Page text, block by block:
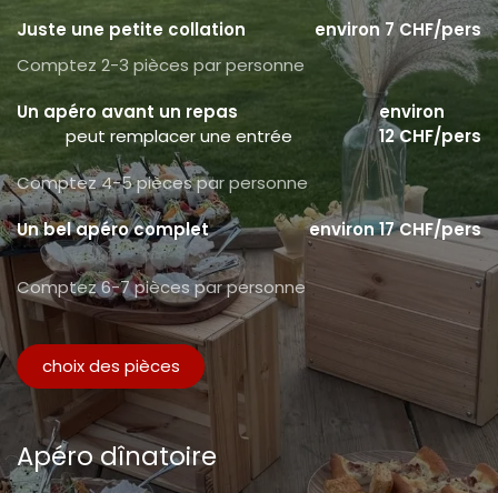
Juste une petite collation
environ 7 CHF/pers
Comptez 2-3 pièces par personne
Un apéro avant un repas
peut remplacer une entrée
environ
12 CHF/pers
Comptez 4-5 pièces par personne
Un bel apéro complet
environ 17 CHF/pers
Comptez 6-7 pièces par personne
choix des pièces
Apéro dînatoire